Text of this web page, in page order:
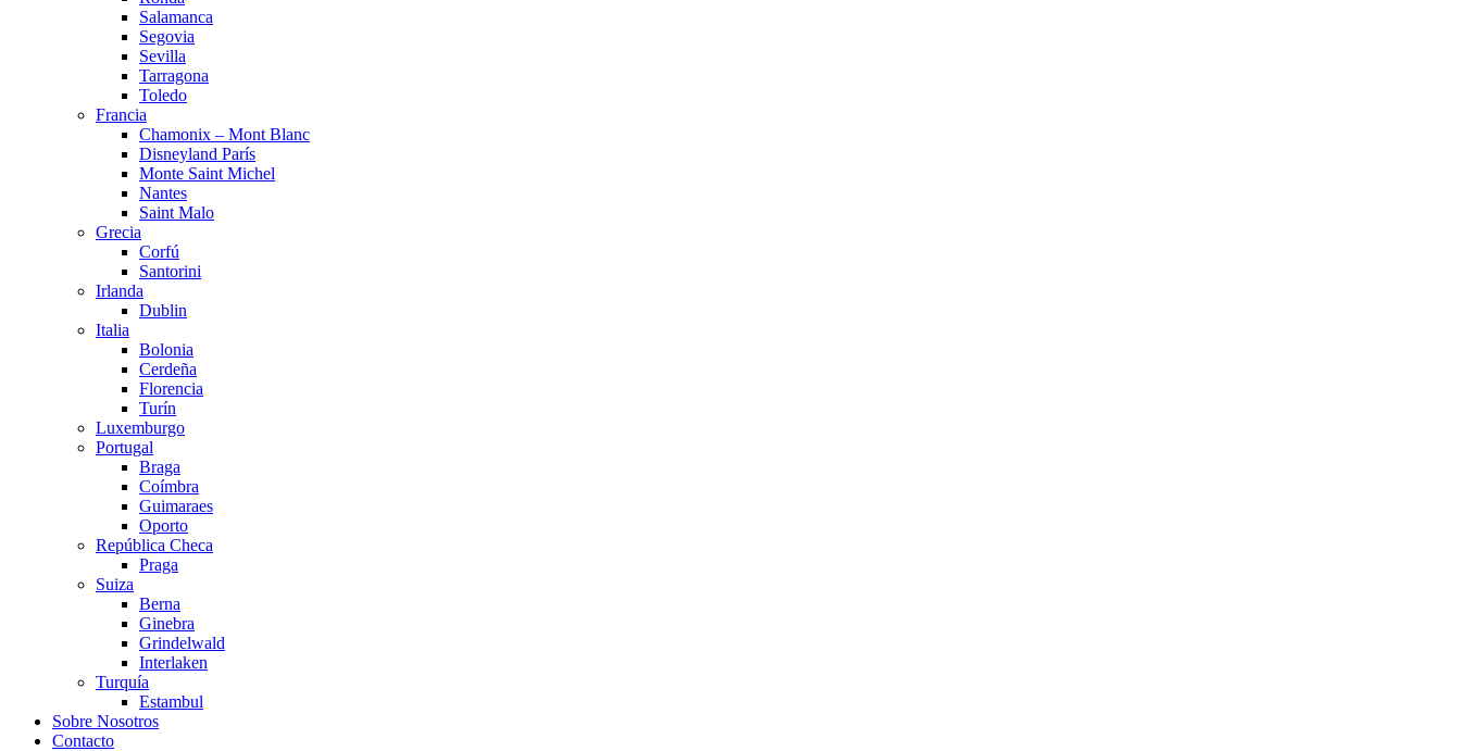
Salamanca
Segovia
Sevilla
Tarragona
Toledo
Francia
Chamonix – Mont Blanc
Disneyland París
Monte Saint Michel
Nantes
Saint Malo
Grecia
Corfú
Santorini
Irlanda
Dublin
Italia
Bolonia
Cerdeña
Florencia
Turín
Luxemburgo
Portugal
Braga
Coímbra
Guimaraes
Oporto
República Checa
Praga
Suiza
Berna
Ginebra
Grindelwald
Interlaken
Turquía
Estambul
Sobre Nosotros
Contacto